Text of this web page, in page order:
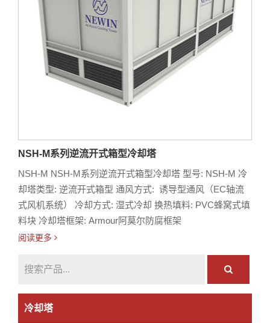
NSH-M系列逆流开式箱型冷却塔
NSH-M NSH-M系列逆流开式箱型冷却塔 型号: NSH-M 冷
却塔类型: 逆流开式箱型 通风方式: 诱导型通风（EC轴流
式风机系统） 冷却方式: 湿式冷却 换热填料: PVC蜂窝式填
料块 冷却塔框架: Armour阿莫尔防腐框架
阅读更多
冷却塔